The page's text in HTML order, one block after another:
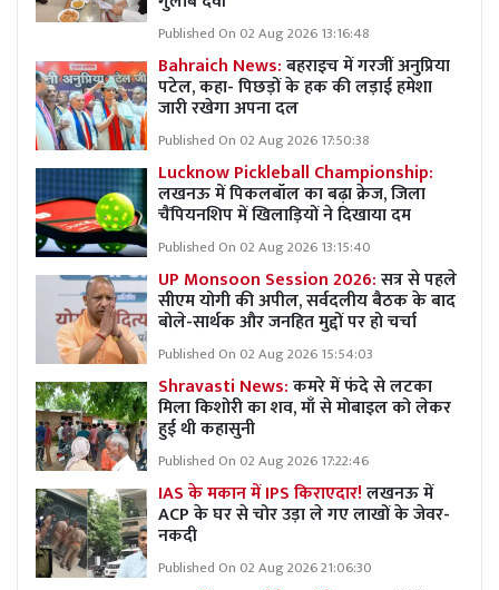
Published On 02 Aug 2026 13:16:48
Bahraich News:बहराइच में गरजीं अनुप्रिया
पटेल, कहा- पिछड़ों के हक की लड़ाई हमेशा
जारी रखेगा अपना दल
Published On 02 Aug 2026 17:50:38
Lucknow Pickleball Championship:
लखनऊ में पिकलबॉल का बढ़ा क्रेज, जिला
चैंपियनशिप में खिलाड़ियों ने दिखाया दम
Published On 02 Aug 2026 13:15:40
UP Monsoon Session 2026:सत्र से पहले
सीएम योगी की अपील, सर्वदलीय बैठक के बाद
बोले-सार्थक और जनहित मुद्दों पर हो चर्चा
Published On 02 Aug 2026 15:54:03
Shravasti News:कमरे में फंदे से लटका
मिला किशोरी का शव, माँ से मोबाइल को लेकर
हुई थी कहासुनी
Published On 02 Aug 2026 17:22:46
IAS के मकान में IPS किराएदार!लखनऊ में
ACP के घर से चोर उड़ा ले गए लाखों के जेवर-
नकदी
Published On 02 Aug 2026 21:06:30